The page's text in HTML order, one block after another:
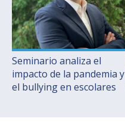
Seminario analiza el
impacto de la pandemia y
el bullying en escolares